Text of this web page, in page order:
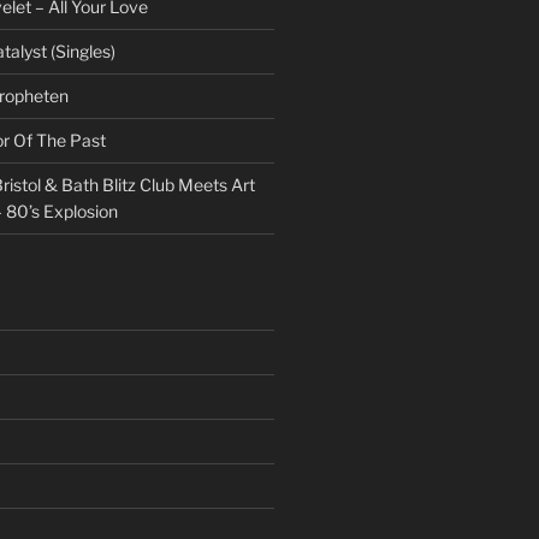
– All Your Love
(Singles)
Of The Past
& Bath Blitz Club Meets Art
Explosion